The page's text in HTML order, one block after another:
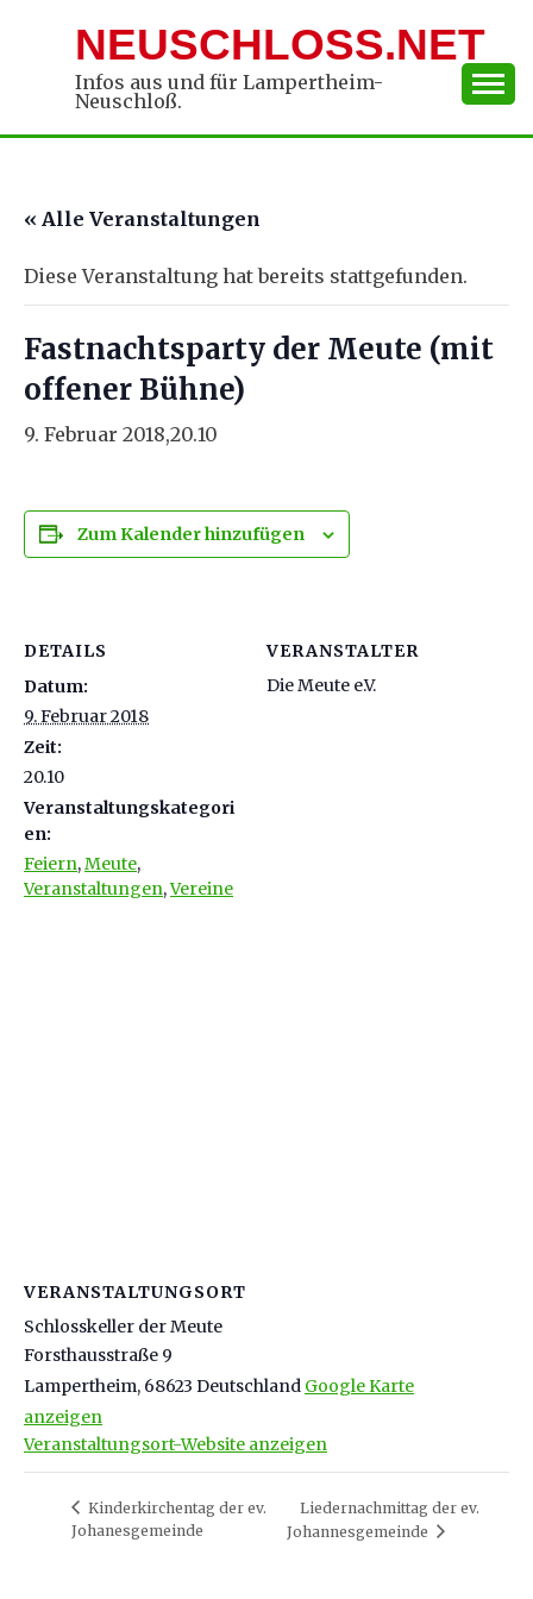
NEUSCHLOSS.NET
Infos aus und für Lampertheim-
Neuschloß.
« Alle Veranstaltungen
Diese Veranstaltung hat bereits stattgefunden.
Fastnachtsparty der Meute (mit
offener Bühne)
9. Februar 2018,20.10
Zum Kalender hinzufügen
DETAILS
Datum:
9. Februar 2018
Zeit:
20.10
Veranstaltungskategori
en:
Feiern,Meute,
Veranstaltungen,Vereine
VERANSTALTER
Die Meute e.V.
VERANSTALTUNGSORT
Schlosskeller der Meute
Forsthausstraße 9
Lampertheim, 68623 Deutschland Google Karte
anzeigen
Veranstaltungsort-Website anzeigen
Kinderkirchentag der ev.
Johanesgemeinde
Liedernachmittag der ev.
Johannesgemeinde